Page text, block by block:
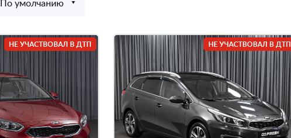
По умолчанию
НЕ УЧАСТВОВАЛ В ДТП НЕ УЧАСТВОВАЛ В ДТП